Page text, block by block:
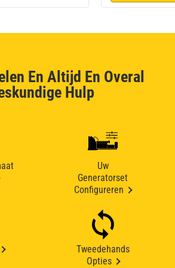
En Altijd En Overal
Hulp
Uw
Generatorset
Configureren
Tweedehands
Opties